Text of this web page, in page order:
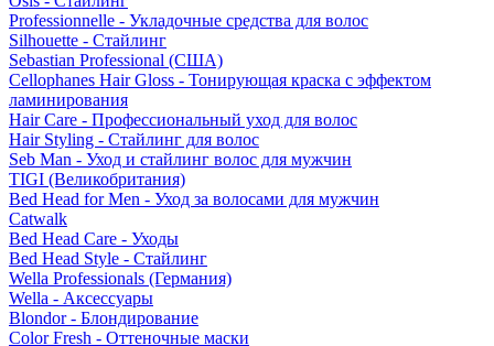
Professionnelle - Укладочные средства для волос
Silhouette - Стайлинг
Sebastian Professional (США)
Cellophanes Hair Gloss - Тонирующая краска с эффектом
ламинирования
Hair Care - Профессиональный уход для волос
Hair Styling - Стайлинг для волос
Seb Man - Уход и стайлинг волос для мужчин
TIGI (Великобритания)
Bed Head for Men - Уход за волосами для мужчин
Catwalk
Bed Head Care - Уходы
Bed Head Style - Стайлинг
Wella Professionals (Германия)
Wella - Аксессуары
Blondor - Блондирование
Color Fresh - Оттеночные маски